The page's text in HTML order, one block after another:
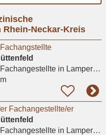
Neckar-Kreis
in Lampertheim, Hüttenfeld
Fachangestellte/er
in Lampertheim, Hüttenfeld